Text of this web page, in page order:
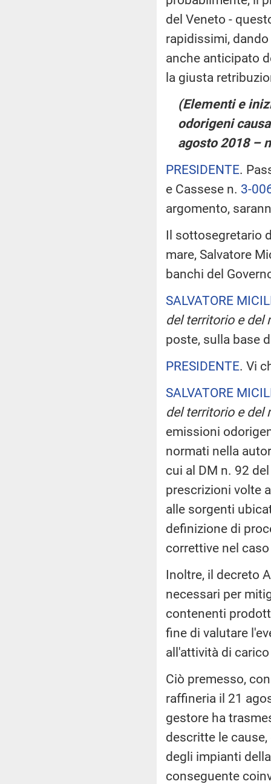
del Veneto -
rapidissimi,
anche anticipato
la giusta
(Elementi e
odorigeni
agosto 2018 –
PRESIDENTE.
e Cassese n. 3-
argomento,
Il sottosegretario
mare, Salvatore
banchi del
SALVATORE
del territorio e del
poste, sulla base
PRESIDENTE. Vi
SALVATORE
del territorio e del
emissioni
normati nella
cui al DM n. 92
prescrizioni volte
alle sorgenti
definizione di
correttive nel
Inoltre, il decreto
necessari per
contenenti
fine di valutare
all'attività di
Ciò premesso,
raffineria il 21
gestore ha
descritte le
degli impianti
conseguente